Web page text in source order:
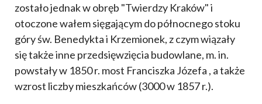
zostało jednak w obręb "Twierdzy Kraków" i
otoczone wałem sięgającym do północnego stoku
góry św. Benedykta i Krzemionek, z czym wiązały
się także inne przedsięwzięcia budowlane, m. in.
powstały w 1850 r. most Franciszka Józefa , a także
wzrost liczby mieszkańców (3000 w 1857 r.).